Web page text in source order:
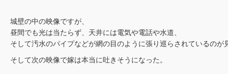
城壁の中の映像ですが、
昼間でも光は当たらず、天井には電気や電話や水道、
そして汚水のパイプなどが網の目のように張り巡らされているのが
そして次の映像で嫁は本当に吐きそうになった。